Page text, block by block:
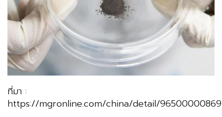
ที่มา :
https://mgronline.com/china/detail/